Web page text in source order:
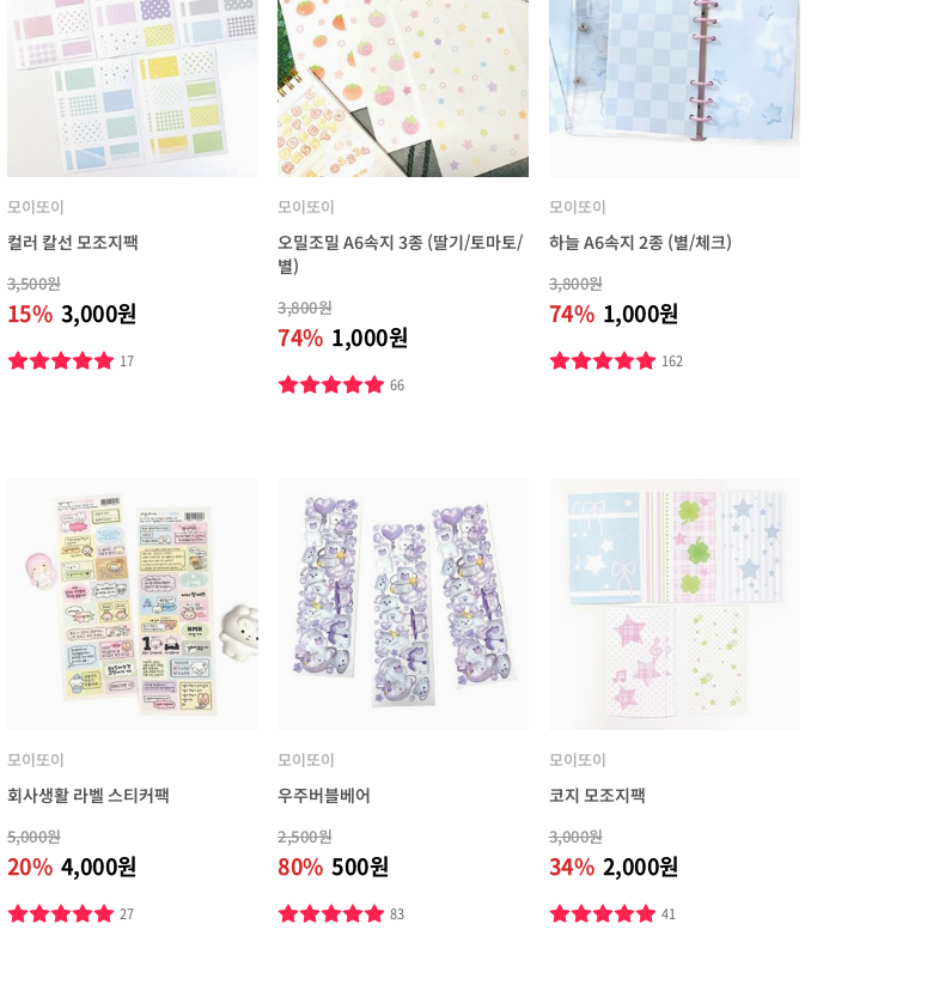
모이또이
컬러 칼선 모조지팩
3,500원
15% 3,000원
17
모이또이
오밀조밀 A6속지 3종 (딸기/토마토/
별)
3,800원
74% 1,000원
66
모이또이
하늘 A6속지 2종 (별/체크)
3,800원
74% 1,000원
162
모이또이
회사생활 라벨 스티커팩
5,000원
20% 4,000원
27
모이또이
우주버블베어
2,500원
80% 500원
83
모이또이
코지 모조지팩
3,000원
34% 2,000원
41